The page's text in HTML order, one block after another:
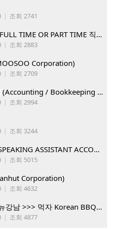
| 조회 2741
LYNNWOOD 지역 CPA 에서 FULL TIME OR PART TIME 직원을 찾습니다
| 조회 2883
Corporation)
| 조회 2709
Young Ocean, Inc. 직원 모집 (Accounting / Bookkeeping 분야)
| 조회 2994
| 조회 3244
HIRING KOREAN/ENGLISH SPEAKING ASSISTANT ACCOUNT MANAGER
| 조회 5015
Corporation)
| 조회 4632
새롭게 오픈하는 (구)타코마 뉴강남 >>> 먹자 Korean BBQ 구인중
| 조회 4877